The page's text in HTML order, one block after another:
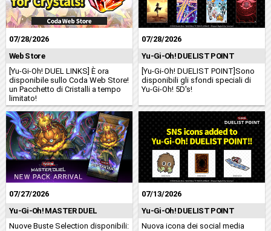
07/28/2026
Web Store
[Yu-Gi-Oh! DUEL LINKS] È ora
disponibile sullo Coda Web Store!
un Pacchetto di Cristalli a tempo
limitato!
07/28/2026
Yu-Gi-Oh! DUELIST POINT
[Yu-Gi-Oh! DUELIST POINT]Sono
disponibili gli sfondi speciali di
Yu-Gi-Oh! 5D's!
07/27/2026
Yu-Gi-Oh! MASTER DUEL
Nuove Buste Selection disponibili:
07/13/2026
Yu-Gi-Oh! DUELIST POINT
Nuova icona dei social media